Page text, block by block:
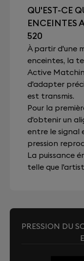
QU'EST-CE
ENCEINTES
520
À partir d'une
enceintes, la
Active
d'adapter
est transmis.
Pour la
d'obtenir un
entre le signal
pression
La puissance
telle que
PRESSION DU